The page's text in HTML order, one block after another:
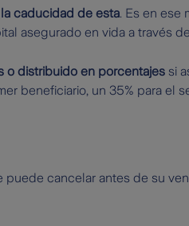
caducidad de esta. Es en ese
asegurado en vida a través
o distribuido en porcentajessi
beneficiario, un 35% para el
cancelar antes de su